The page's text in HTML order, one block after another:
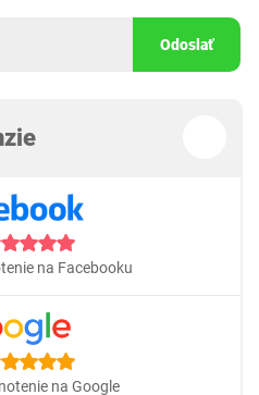
Odoslať
na Facebooku
na Google